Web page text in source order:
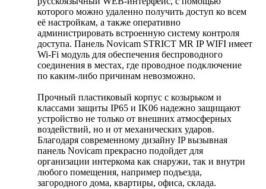
которого можно удаленно получить доступ ко всем
её настройкам, а также оперативно
администрировать встроенную систему контроля
доступа. Панель Novicam STRICT MR IP WIFI имеет
Wi-Fi модуль для обеспечения беспроводного
соединения в местах, где проводное подключение
по каким-либо причинам невозможно.
Прочный пластиковый корпус с козырьком и
классами защиты IP65 и IK06 надежно защищают
устройство не только от внешних атмосферных
воздействий, но и от механических ударов.
Благодаря современному дизайну IP вызывная
панель Novicam прекрасно подойдет для
организации интеркома как снаружи, так и внутри
любого помещения, например подъезда,
загородного дома, квартиры, офиса, склада.